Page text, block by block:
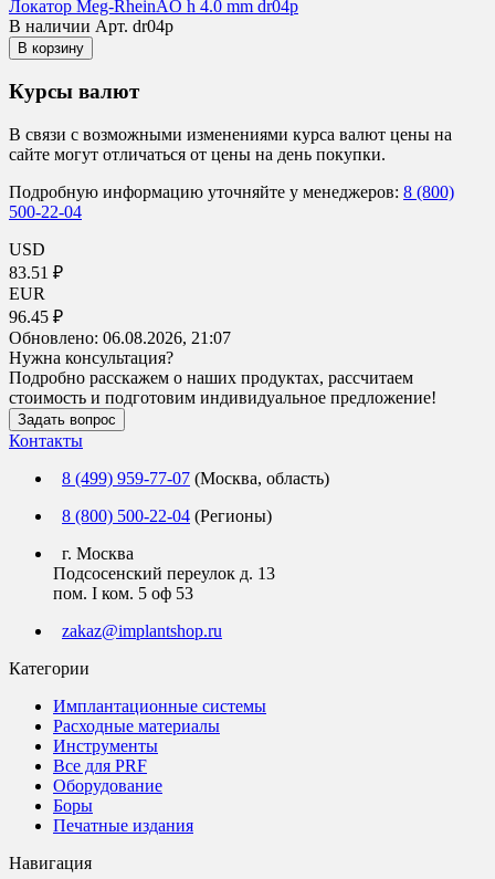
Локатор Meg-RheinAO h 4.0 mm dr04p
В наличии Арт. dr04p
В корзину
Курсы валют
В связи с возможными изменениями курса валют цены на
сайте могут отличаться от цены на день покупки.
Подробную информацию уточняйте у менеджеров: 8 (800)
500-22-04
USD
83.51 ₽
EUR
96.45 ₽
Обновлено: 06.08.2026, 21:07
Нужна консультация?
Подробно расскажем о наших продуктах, рассчитаем
стоимость и подготовим индивидуальное предложение!
Задать вопрос
Контакты
8 (499) 959-77-07 (Москва, область)
8 (800) 500-22-04 (Регионы)
г. Москва
Подсосенский переулок д. 13
пом. I ком. 5 оф 53
zakaz@implantshop.ru
Категории
Имплантационные системы
Расходные материалы
Инструменты
Все для PRF
Оборудование
Боры
Печатные издания
Навигация